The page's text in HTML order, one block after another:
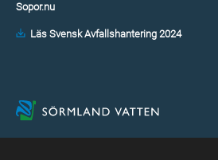
Sopor.nu
Läs Svensk Avfallshantering 2024